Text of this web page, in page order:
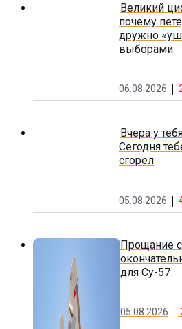
Великий
почему
дружно
выборами
06.08.2026
Вчера у
Сегодня
сгорел
05.08.2026
Прощание
для Су-57
05.08.2026